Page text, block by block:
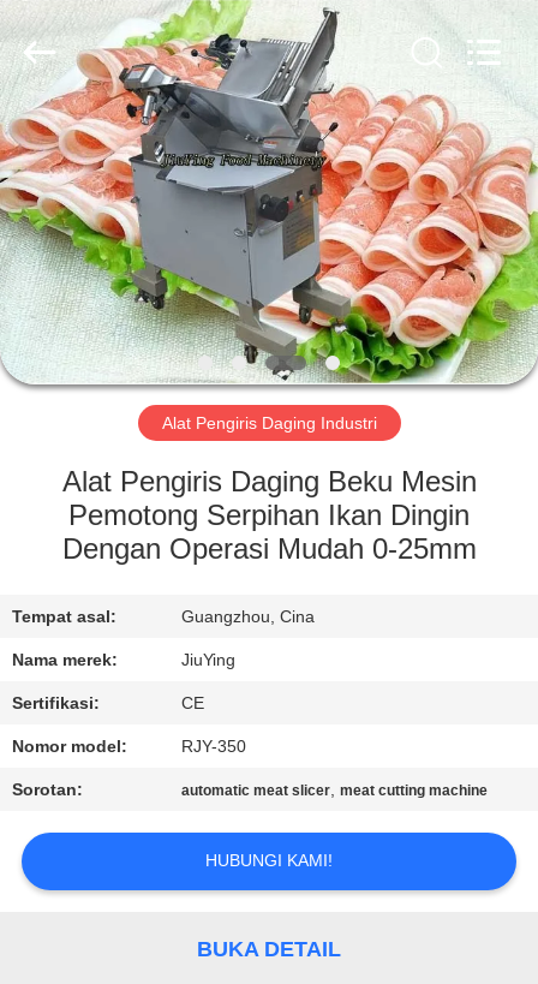
RUMAH
PRODUK
PERTUNJUKAN
VR
TENTANG
TUR
PABRIK
KONTROL
KUALITAS
HUBUNGI
KAMI
BERITA
Jiuying
Food
Machinery
Co.,Ltd.
All
Rights
Reserved.
Alat Pengiris Daging Industri
Alat Pengiris Daging Beku Mesin
Pemotong Serpihan Ikan Dingin
Dengan Operasi Mudah 0-25mm
Tempat asal: Guangzhou, Cina
Nama merek: JiuYing
Sertifikasi: CE
Nomor model: RJY-350
Sorotan: automatic meat slicer,meat cutting machine
HUBUNGI KAMI!
BUKA DETAIL